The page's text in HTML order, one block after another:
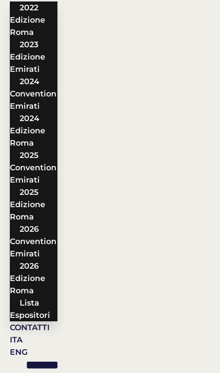
2022
Edizione
Roma
2023
Edizione
Emirati
2024
Convention
Emirati
2024
Edizione
Roma
2025
Convention
Emirati
2025
Edizione
Roma
2026
Convention
Emirati
2026
Edizione
Roma
Lista
Espositori
CONTATTI
ITA
ENG